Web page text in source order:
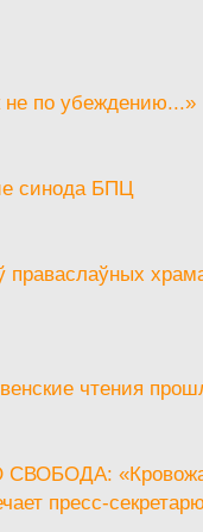
не по убеждению...»
синода БПЦ
праваслаўных
чтения
пресс-